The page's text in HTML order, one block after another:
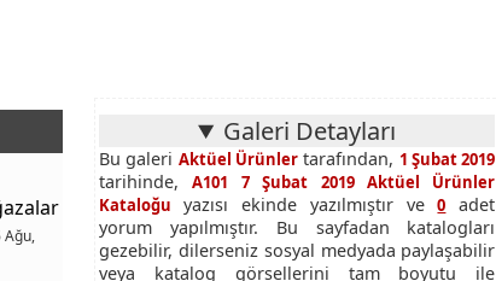
Galeri Detayları
Bu galeri Aktüel Ürünler tarafından, 1 Şubat 2019
tarihinde,A101 7 Şubat 2019 Aktüel Ürünler
Kataloğu yazısı ekinde yazılmıştır ve0 adet
yorum yapılmıştır. Bu sayfadan katalogları
gezebilir, dilerseniz sosyal medyada paylaşabilir
veya katalog görsellerini tam boyutu ile
Ağu,